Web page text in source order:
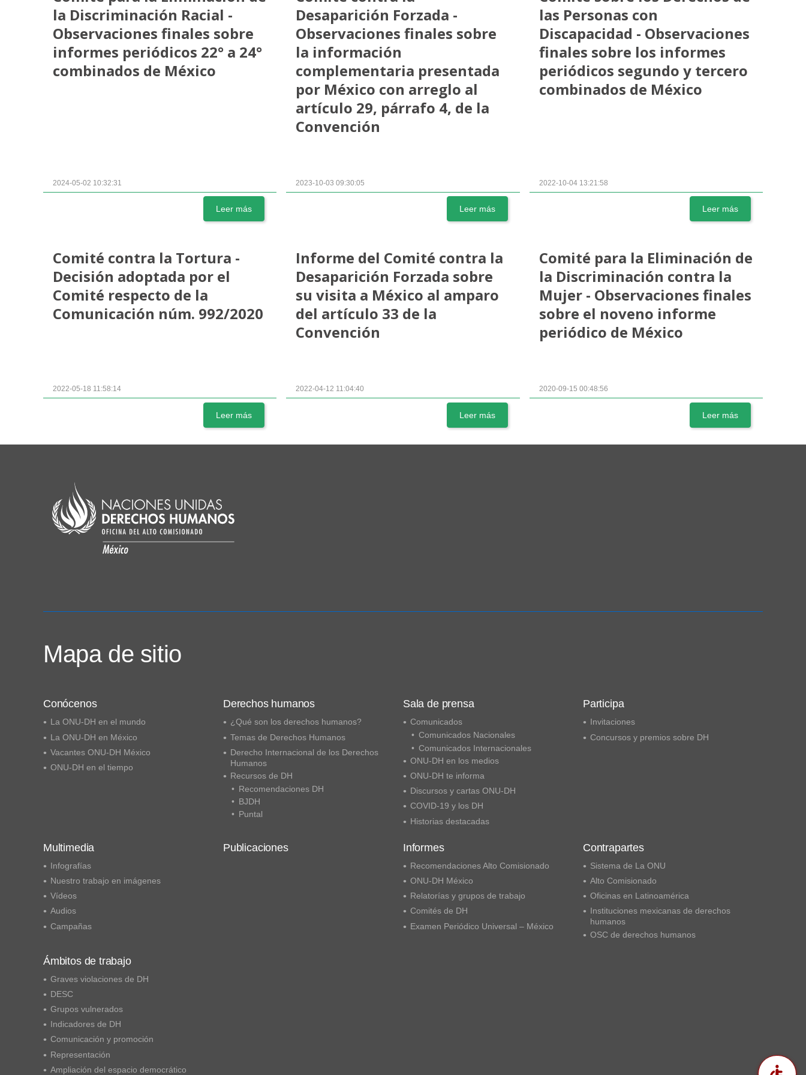
la Discriminación Racial -
Observaciones finales sobre
informes periódicos 22° a 24°
combinados de México
2024-05-02 10:32:31
Leer más
Desaparición Forzada -
Observaciones finales sobre
la información
complementaria presentada
por México con arreglo al
artículo 29, párrafo 4, de la
Convención
2023-10-03 09:30:05
Leer más
las Personas con
Discapacidad - Observaciones
finales sobre los informes
periódicos segundo y tercero
combinados de México
2022-10-04 13:21:58
Leer más
Comité contra la Tortura -
Decisión adoptada por el
Comité respecto de la
Comunicación núm. 992/2020
2022-05-18 11:58:14
Leer más
Informe del Comité contra la
Desaparición Forzada sobre
su visita a México al amparo
del artículo 33 de la
Convención
2022-04-12 11:04:40
Leer más
Comité para la Eliminación de
la Discriminación contra la
Mujer - Observaciones finales
sobre el noveno informe
periódico de México
2020-09-15 00:48:56
Leer más
Mapa de sitio
Conócenos
La ONU-DH en el mundo
La ONU-DH en México
Vacantes ONU-DH México
ONU-DH en el tiempo
Derechos humanos
¿Qué son los derechos humanos?
Temas de Derechos Humanos
Derecho Internacional de los Derechos
Humanos
Recursos de DH
Recomendaciones DH
BJDH
Puntal
Sala de prensa
Comunicados
Comunicados Nacionales
Comunicados Internacionales
ONU-DH en los medios
ONU-DH te informa
Discursos y cartas ONU-DH
COVID-19 y los DH
Historias destacadas
Participa
Invitaciones
Concursos y premios sobre DH
Multimedia
Infografías
Nuestro trabajo en imágenes
Vídeos
Audios
Campañas
Publicaciones Informes
Recomendaciones Alto Comisionado
ONU-DH México
Relatorías y grupos de trabajo
Comités de DH
Examen Periódico Universal – México
Contrapartes
Sistema de La ONU
Alto Comisionado
Oficinas en Latinoamérica
Instituciones mexicanas de derechos
humanos
OSC de derechos humanos
Ámbitos de trabajo
Graves violaciones de DH
DESC
Grupos vulnerados
Indicadores de DH
Comunicación y promoción
Representación
Ampliación del espacio democrático